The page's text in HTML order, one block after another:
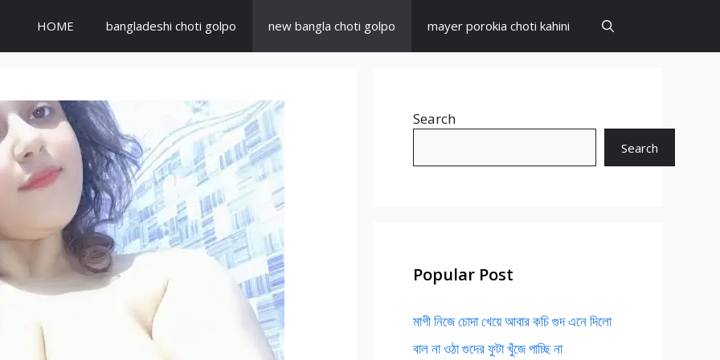
HOME bangladeshi choti golpo new bangla choti golpo mayer porokia choti kahini
Search
Search
Popular Post
মাগী নিজে চোদা খেয়ে আবার কচি গুদ এনে দিলো
বাল না ওঠা গুদের ফুটা খুঁজে পাচ্ছি না